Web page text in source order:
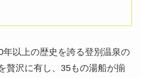
年以上の歴史を誇る登別温泉の
贅沢に有し、35もの湯船が揃